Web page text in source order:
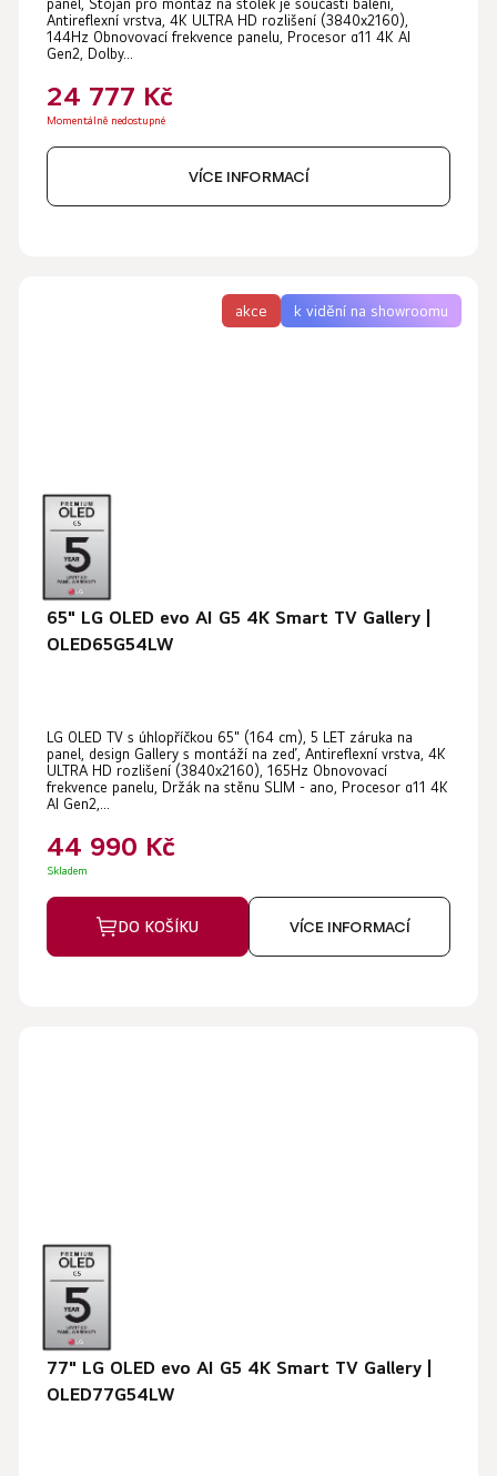
produktu
je
z
5
panel, Stojan pro montáž na stolek je součástí balení,
Antireflexní vrstva, 4K ULTRA HD rozlišení (3840x2160),
144Hz Obnovovací frekvence panelu, Procesor α11 4K AI
Gen2, Dolby...
24 777 Kč
Momentálně nedostupné
VÍCE INFORMACÍ
akce k vidění na showroomu
65" LG OLED evo AI G5 4K Smart TV Gallery |
OLED65G54LW
LG OLED TV s úhlopříčkou 65" (164 cm), 5 LET záruka na
panel, design Gallery s montáží na zeď, Antireflexní vrstva, 4K
ULTRA HD rozlišení (3840x2160), 165Hz Obnovovací
frekvence panelu, Držák na stěnu SLIM - ano, Procesor α11 4K
AI Gen2,...
44 990 Kč
Skladem
DO KOŠÍKU VÍCE INFORMACÍ
77" LG OLED evo AI G5 4K Smart TV Gallery |
OLED77G54LW